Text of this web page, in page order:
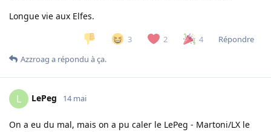
Longue vie aux Elfes.
3 2 4
Répondre
Azzroag a répondu à ça.
L LePeg 14 mai
On a eu du mal, mais on a pu caler le LePeg - Martoni/LX le